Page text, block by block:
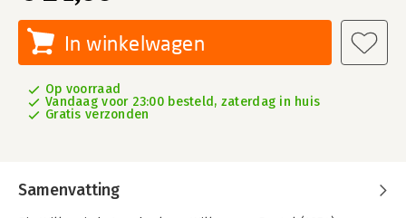
In winkelwagen
Op voorraad
Vandaag voor 23:00 besteld, zaterdag in huis
Gratis verzonden
Samenvatting